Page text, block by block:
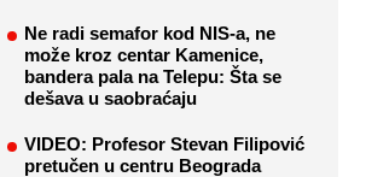
Ne radi semafor kod NIS-a, ne
može kroz centar Kamenice,
bandera pala na Telepu: Šta se
dešava u saobraćaju
VIDEO: Profesor Stevan Filipović
pretučen u centru Beograda